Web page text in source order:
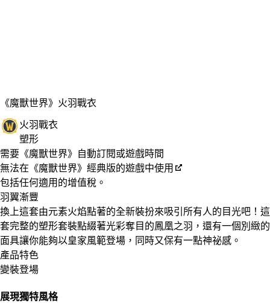
《魔獸世界》 火羽戰衣
火羽戰衣
塑形
價格
Available actions
需要《魔獸世界》自動訂閱或遊戲時間
無法在《魔獸世界》經典版的遊戲中使用
包括任何適用的增值稅。
羽翼漸豐
換上這套由元素火焰點著的全新裝扮來吸引所有人的目光吧！這
套完整的塑形套裝點綴著光彩奪目的鳳凰之羽，還有一個別緻的
面具讓你能夠以皇家風範登場，同時又保有一點神祕感。
產品特色
變裝登場
展現獨特風格